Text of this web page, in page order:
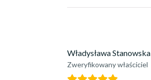
Władysława Stanowska
Zweryfikowany właściciel